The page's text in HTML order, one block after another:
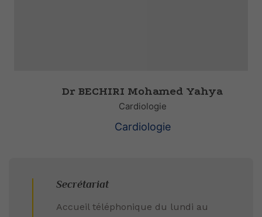
Dr BECHIRI Mohamed Yahya
Cardiologie
Cardiologie
Secrétariat
Accueil téléphonique du lundi au